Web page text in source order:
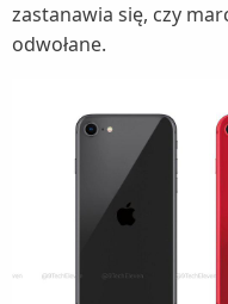
zastanawia się, czy
odwołane.